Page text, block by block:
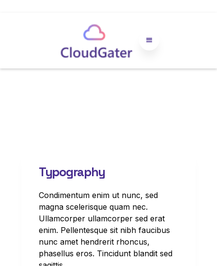
Typography
Condimentum enim ut nunc, sed
magna scelerisque quam nec.
Ullamcorper ullamcorper sed erat
enim. Pellentesque sit nibh faucibus
nunc amet hendrerit rhoncus,
phasellus eros. Tincidunt blandit sed